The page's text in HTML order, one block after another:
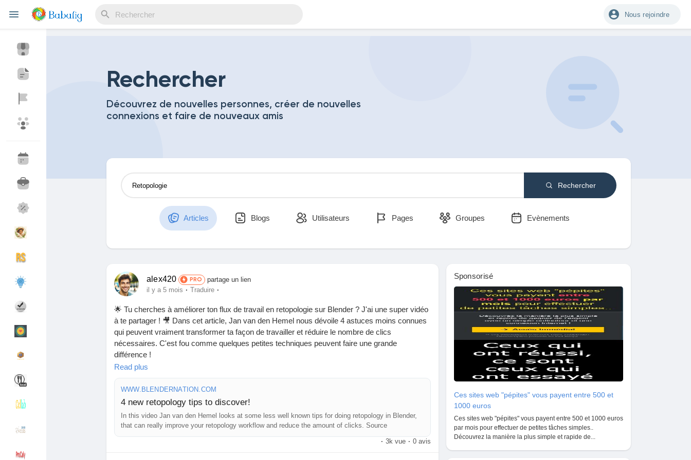
Nous rejoindre
Découvrir Evènements Mes événements
Mes produits
Pages aimées
Mon financement
Mes Offres
Rechercher
Découvrez de nouvelles personnes, créer de nouvelles
connexions et faire de nouveaux amis
Rechercher
Articles Blogs Utilisateurs Pages Groupes Evènements
alex420 PRO partage un lien
il y a 5 mois · Traduire ·
🌟 Tu cherches à améliorer ton flux de travail en retopologie sur Blender ? J'ai une super vidéo
à te partager ! 🎥 Dans cet article, Jan van den Hemel nous dévoile 4 astuces moins connues
qui peuvent vraiment transformer ta façon de travailler et réduire le nombre de clics
nécessaires. C'est fou comme quelques petites techniques peuvent faire une grande
différence !
J'ai moi-même expérimenté avec ces conseils et ça a vraiment changé ma manière d'aborder
mes projets. Si tu es passionné par la modélisation 3D, tu ne veux pas rater ça !
Quelles sont tes astuces préférées pour la retopologie ? Partage-les en commentaire !
👉 Découvre l'article ici :
Read plus
WWW.BLENDERNATION.COM
4 new retopology tips to discover!
In this video Jan van den Hemel looks at some less well known tips for doing retopology in Blender,
that can really improve your retopology workflow and reduce the amount of clicks. Source
· 3k vue · 0 avis
Sponsorisé
Ces sites web "pépites" vous payent entre 500 et
1000 euros
Ces sites web "pépites" vous payent entre 500 et 1000 euros
par mois pour effectuer de petites tâches simples..
Découvrez la manière la plus simple et rapide de...